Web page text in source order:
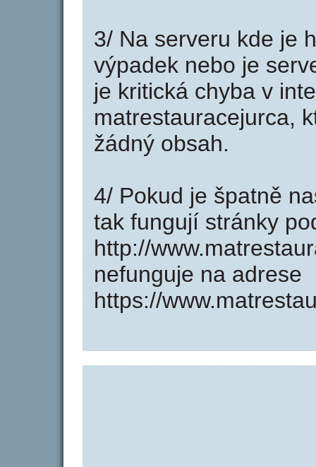
3/ Na serveru kde je
výpadek nebo je
je kritická chyba v
matrestauracejurca,
žádný obsah.
4/ Pokud je špatně
tak fungují stránky
http://
nefunguje na adrese
https://